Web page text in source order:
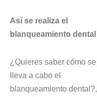
Así se realiza el
blanqueamiento dental
¿Quieres saber cómo se
lleva a cabo el
blanqueamiento dental?,